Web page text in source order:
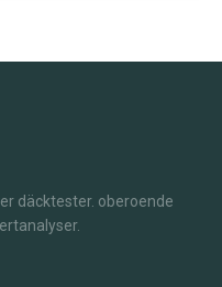
däcktester. oberoende